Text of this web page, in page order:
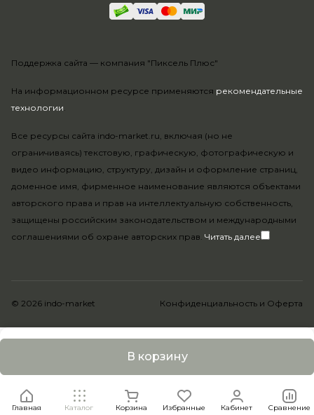
В корзину
Главная Каталог Корзина Избранные Кабинет Сравнение
На информационном ресурсе применяются рекомендательные
технологии.
Все ресурсы сайта indo-market.ru, включая (но не
ограничиваясь) текстовую, графическую, фотографическую и
видео информацию, структуру, дизайн и оформление страниц,
доменное имя, фирменное наименование являются объектами
авторского права и прав на интеллектуальную собственность,
защищены российским законодательством и международными
соглашениями об охране авторских прав. Читать далее
Поддержка сайта — компания "Пиксель Плюс"
© 2026 indo-market Конфиденциальность и Оферта